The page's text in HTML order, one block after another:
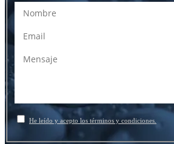
He leído y acepto los términos y condiciones.